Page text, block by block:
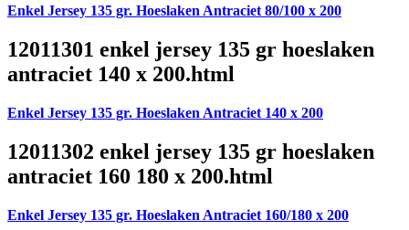
Enkel Jersey 135 gr. Hoeslaken Antraciet 80/100 x 200
12011301 enkel jersey 135 gr hoeslaken
antraciet 140 x 200.html
Enkel Jersey 135 gr. Hoeslaken Antraciet 140 x 200
12011302 enkel jersey 135 gr hoeslaken
antraciet 160 180 x 200.html
Enkel Jersey 135 gr. Hoeslaken Antraciet 160/180 x 200